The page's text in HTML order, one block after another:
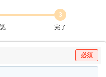
3
完了
必須